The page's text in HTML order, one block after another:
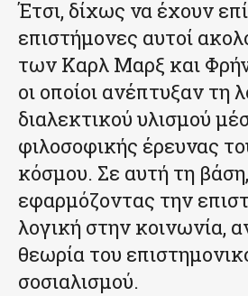
Έτσι, δίχως να έχουν
επιστήμονες αυτοί
των Καρλ Μαρξ και
οι οποίοι ανέπτυξαν τη
διαλεκτικού υλισμού
φιλοσοφικής έρευνας
κόσμου. Σε αυτή τη βάση,
εφαρμόζοντας την
λογική στην κοινωνία,
θεωρία του
σοσιαλισμού.